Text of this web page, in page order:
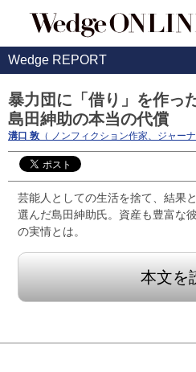
Wedge REPORT
暴力団に「借り」を作っ
島田紳助の本当の代償
溝口 敦 （ ノンフィクション作家、ジャーナ
芸能人としての生活を捨て、結果
選んだ島田紳助氏。資産も豊富な
の実情とは。
本文を